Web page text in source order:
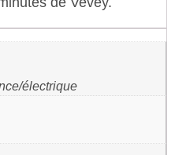
électrique